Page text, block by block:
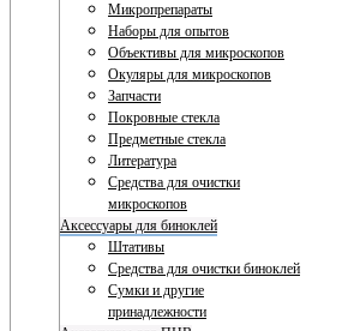
Микропрепараты
Наборы для опытов
Объективы для микроскопов
Окуляры для микроскопов
Запчасти
Покровные стекла
Предметные стекла
Литература
Средства для очистки
микроскопов
Аксессуары для биноклей
Штативы
Средства для очистки биноклей
Сумки и другие
принадлежности